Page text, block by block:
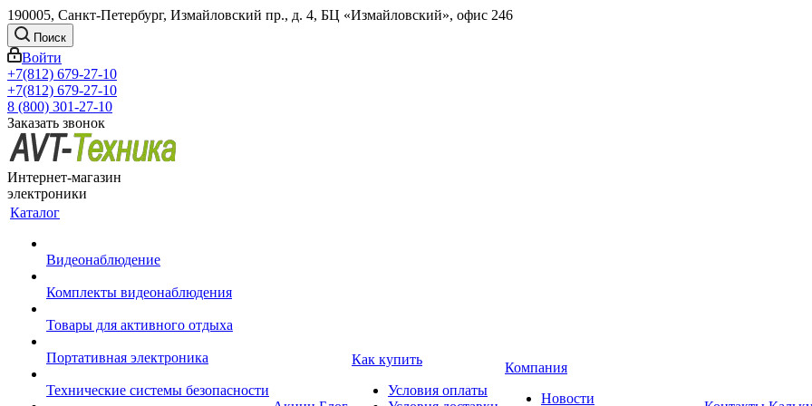
190005, Санкт-Петербург, Измайловский пр., д. 4, БЦ «Измайловский», офис 246
Поиск
Войти
+7(812) 679-27-10
+7(812) 679-27-10
8 (800) 301-27-10
Заказать звонок
Интернет-магазин
электроники
Каталог
Видеонаблюдение
Комплекты видеонаблюдения
Товары для активного отдыха
Портативная электроника
Технические системы безопасности
Как купить
Условия оплаты
Компания
Новости